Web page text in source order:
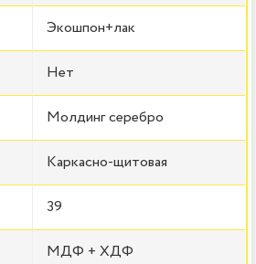
Экошпон+лак
Нет
Молдинг серебро
Каркасно-щитовая
39
МДФ + ХДФ